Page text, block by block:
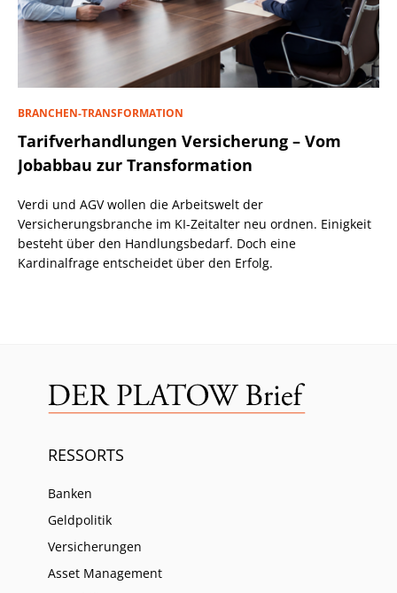
BRANCHEN-TRANSFORMATION
Tarifverhandlungen Versicherung – Vom
Jobabbau zur Transformation
Verdi und AGV wollen die Arbeitswelt der
Versicherungsbranche im KI-Zeitalter neu ordnen. Einigkeit
besteht über den Handlungsbedarf. Doch eine
Kardinalfrage entscheidet über den Erfolg.
RESSORTS
Banken
Geldpolitik
Versicherungen
Asset Management